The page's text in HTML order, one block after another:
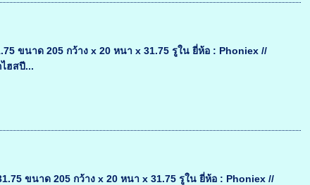
ขนาด 205 กว้าง x 20 หนา x 31.75 รูใน ยี่ห้อ : Phoniex //
ฮสปี...
ขนาด 205 กว้าง x 20 หนา x 31.75 รูใน ยี่ห้อ : Phoniex //